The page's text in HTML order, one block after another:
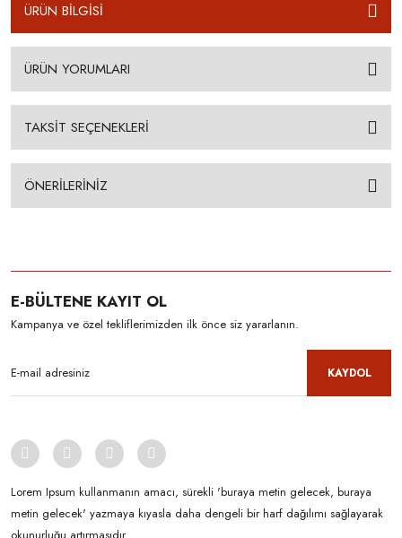
ÜRÜN BİLGİSİ
ÜRÜN YORUMLARI
TAKSİT SEÇENEKLERİ
ÖNERİLERİNİZ
E-BÜLTENE KAYIT OL
Kampanya ve özel tekliflerimizden ilk önce siz yararlanın.
KAYDOL
Lorem Ipsum kullanmanın amacı, sürekli 'buraya metin gelecek, buraya
metin gelecek' yazmaya kıyasla daha dengeli bir harf dağılımı sağlayarak